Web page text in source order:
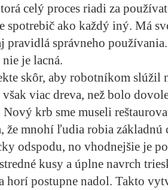
celý proces riadi za
spotrebič ako každý iný. Má
pravidlá správneho
je lacná.
skôr, aby robotníkom slúžil
viac dreva, než bolo
krb sme museli
že mnohí ľudia robia základnú
odspodu, no vhodnejšie je
kusy a úplne navrch
horí postupne nadol. Takto